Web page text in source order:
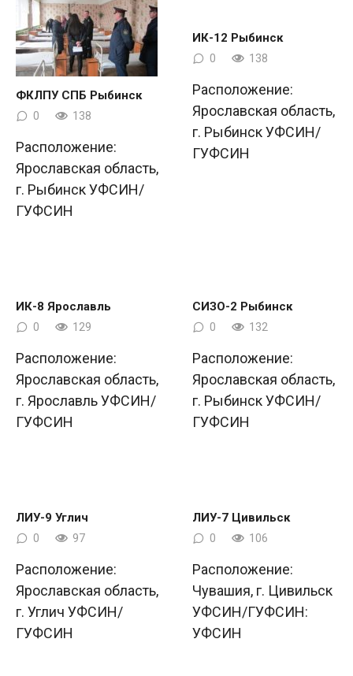
ФКЛПУ СПБ Рыбинск
0 138
Расположение:
Ярославская область,
г. Рыбинск УФСИН/
ГУФСИН
ИК-12 Рыбинск
0 138
Расположение:
Ярославская область,
г. Рыбинск УФСИН/
ГУФСИН
ИК-8 Ярославль
0 129
Расположение:
Ярославская область,
г. Ярославль УФСИН/
ГУФСИН
СИЗО-2 Рыбинск
0 132
Расположение:
Ярославская область,
г. Рыбинск УФСИН/
ГУФСИН
ЛИУ-9 Углич
0 97
Расположение:
Ярославская область,
г. Углич УФСИН/
ГУФСИН
ЛИУ-7 Цивильск
0 106
Расположение:
Чувашия, г. Цивильск
УФСИН/ГУФСИН:
УФСИН